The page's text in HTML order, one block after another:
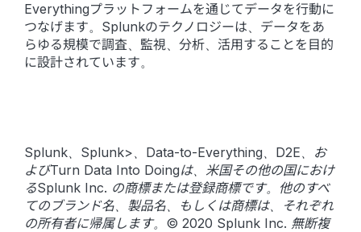
Everythingプラットフォームを通じてデータを行動に
つなげます。Splunkのテクノロジーは、データをあ
らゆる規模で調査、監視、分析、活用することを目的
に設計されています。
Splunk、Splunk>、Data-to-Everything、D2E、お
よびTurn Data Into Doingは、米国その他の国におけ
るSplunk Inc. の商標または登録商標です。他のすべ
てのブランド名、製品名、もしくは商標は、それぞれ
の所有者に帰属します。© 2020 Splunk Inc. 無断複